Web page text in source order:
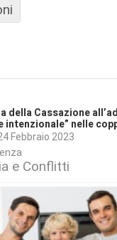
della Cassazione
intenzionale” nelle
Febbraio 2023
e Conflitti